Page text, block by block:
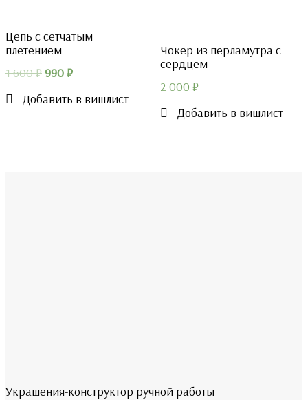
Цепь с сетчатым
плетением
1 600₽Первоначальная
990₽Текущая
Добавить в вишлист
Чокер из перламутра с
сердцем
2 000 ₽
Добавить в вишлист
Украшения-конструктор ручной работы